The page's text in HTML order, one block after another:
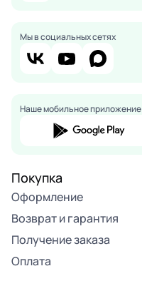
Мы в социальных сетях
Наше мобильное приложение
Покупка
Оформление
Возврат и гарантия
Получение заказа
Оплата